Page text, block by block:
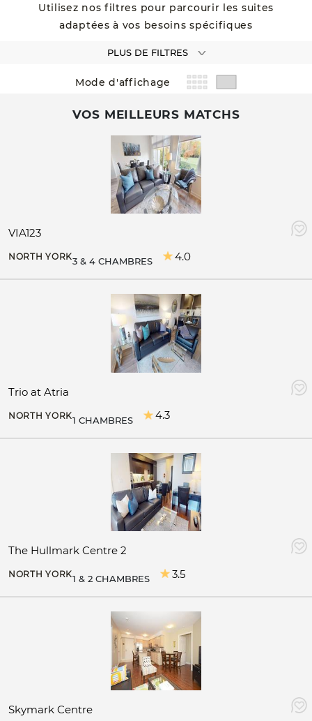
Utilisez nos filtres pour parcourir les suites
adaptées à vos besoins spécifiques
PLUS DE FILTRES
Mode d'affichage
VOS MEILLEURS MATCHS
VIA123
NORTH YORK3 & 4 CHAMBRES 4.0
Trio at Atria
NORTH YORK1 CHAMBRES 4.3
The Hullmark Centre 2
NORTH YORK1 & 2 CHAMBRES 3.5
Skymark Centre